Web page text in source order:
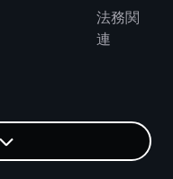
法務関
連